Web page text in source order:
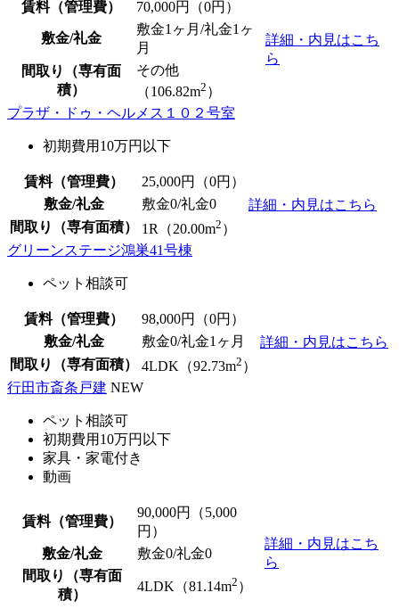
賃料（管理費） 70,000円（0円）
詳細・内見はこち
ら
敷金/礼金
敷金1ヶ月/礼金1ヶ
月
間取り（専有面
積）
その他
（106.82m2 ）
プラザ・ドゥ・ヘルメス１０２号室
初期費用10万円以下
賃料（管理費） 25,000円（0円）
詳細・内見はこちら
敷金/礼金 敷金0/礼金0
間取り（専有面積）
1R（20.00m2 ）
グリーンステージ鴻巣41号棟
ペット相談可
賃料（管理費） 98,000円（0円）
詳細・内見はこちら
敷金/礼金 敷金0/礼金1ヶ月
間取り（専有面積）
4LDK（92.73m2 ）
行田市斎条戸建 NEW
ペット相談可
初期費用10万円以下
家具・家電付き
動画
賃料（管理費）
90,000円（5,000
円）
詳細・内見はこち
ら
敷金/礼金 敷金0/礼金0
間取り（専有面
積）
4LDK（81.14m2 ）